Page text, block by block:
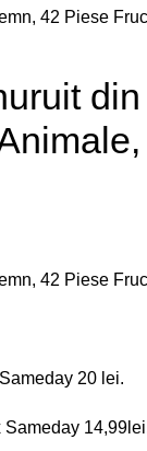
42 Piese
42 Piese
20 lei.
Sameday